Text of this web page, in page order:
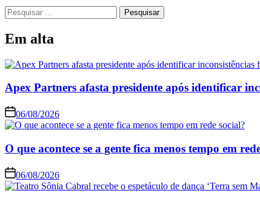
Em alta
Apex Partners afasta presidente após identificar
06/08/2026
O que acontece se a gente fica menos tempo em
06/08/2026